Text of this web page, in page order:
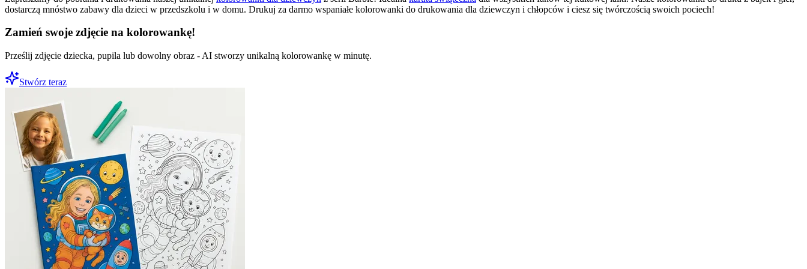
dostarczą mnóstwo zabawy dla dzieci w przedszkolu i w domu. Drukuj za darmo wspaniałe kolorowanki do drukowania dla dziewczyn i chłopców i ciesz się twórczością swoich pociech!
Zamień swoje zdjęcie na kolorowankę!
Prześlij zdjęcie dziecka, pupila lub dowolny obraz - AI stworzy unikalną kolorowankę w minutę.
Stwórz teraz